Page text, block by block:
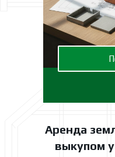
Аренда
выкупом